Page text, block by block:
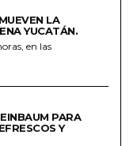
LA
YUCATÁN.
en las
PARA
Y